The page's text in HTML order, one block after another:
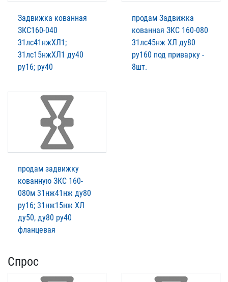
Задвижка кованная
ЗКС160-040
31лс41нжХЛ1;
31лс15нжХЛ1 ду40
ру16; ру40
продам Задвижка
кованная ЗКС 160-080
31лс45нж ХЛ ду80
ру160 под приварку -
8шт.
продам задвижку
кованную ЗКС 160-
080м 31нж41нж ду80
ру16; 31нж15нж ХЛ
ду50, ду80 ру40
фланцевая
Спрос